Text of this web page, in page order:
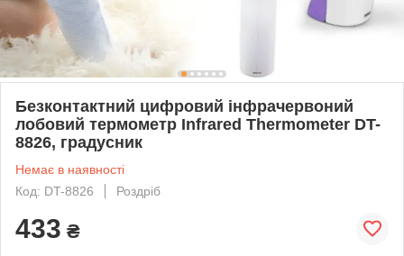
Безконтактний цифровий інфрачервоний
лобовий термометр Infrared Thermometer DT-
8826, градусник
Немає в наявності
Код: DT-8826
Роздріб
433 ₴